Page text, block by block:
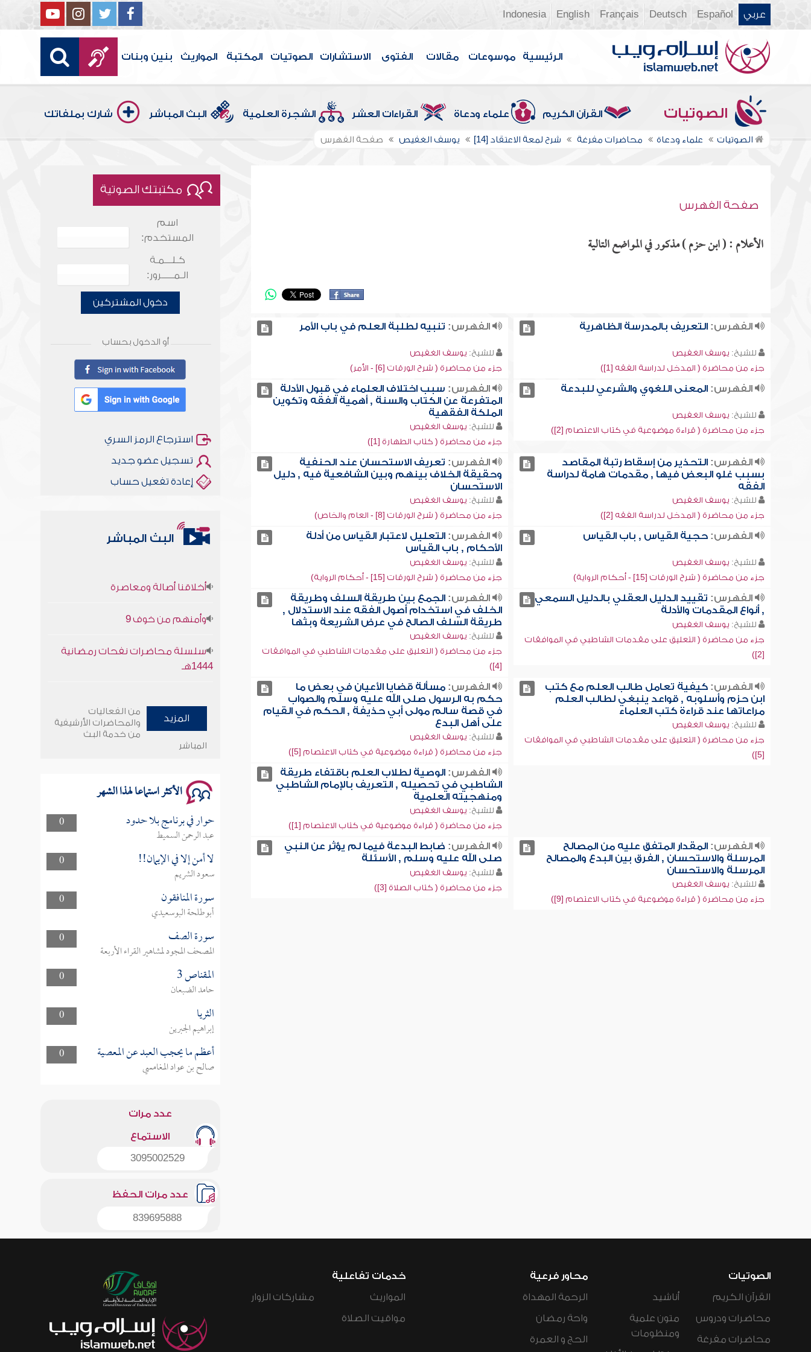
عربي Español
Deutsch
Français
English
Indonesia
الرئيسية موسوعات مقالات الفتوى الاستشارات الصوتيات المكتبة المواريث بنين وبنات
الصوتيات القرآن الكريم علماء ودعاة القراءات العشر الشجرة العلمية البث المباشر شارك بملفاتك
الصوتيات علماء ودعاة محاضرات مفرغة شرح لمعة الاعتقاد [14] يوسف الغفيص صفحة الفهرس
صفحة الفهرس
الأعلام : ( ابن حزم ) مذكور في المواضع التالية
الفهرس:التعريف بالمدرسة الظاهرية
للشيخ: يوسف الغفيص
جزء من محاضرة ( المدخل لدراسة الفقه [1])
الفهرس: تنبيه لطلبة العلم في باب الأمر
للشيخ: يوسف الغفيص
جزء من محاضرة ( شرح الورقات [6] - الأمر)
الفهرس:المعنى اللغوي والشرعي للبدعة
للشيخ: يوسف الغفيص
جزء من محاضرة ( قراءة موضوعية في كتاب الاعتصام [2])
الفهرس: سبب اختلاف العلماء في قبول الأدلة
المتفرعة عن الكتاب والسنة , أهمية الفقه وتكوين
الملكة الفقهية
للشيخ: يوسف الغفيص
جزء من محاضرة ( كتاب الطهارة [1])
الفهرس:التحذير من إسقاط رتبة المقاصد
بسبب غلو البعض فيها , مقدمات هامة لدراسة
الفقه
للشيخ: يوسف الغفيص
جزء من محاضرة ( المدخل لدراسة الفقه [2])
الفهرس: تعريف الاستحسان عند الحنفية
وحقيقة الخلاف بينهم وبين الشافعية فيه , دليل
الاستحسان
للشيخ: يوسف الغفيص
جزء من محاضرة ( شرح الورقات [8] - العام والخاص)
الفهرس:حجية القياس , باب القياس
للشيخ: يوسف الغفيص
جزء من محاضرة ( شرح الورقات [15] - أحكام الرواية)
الفهرس: التعليل لاعتبار القياس من أدلة
الأحكام , باب القياس
للشيخ: يوسف الغفيص
جزء من محاضرة ( شرح الورقات [15] - أحكام الرواية)
الفهرس: تقييد الدليل العقلي بالدليل السمعي
, أنواع المقدمات والأدلة
للشيخ: يوسف الغفيص
جزء من محاضرة ( التعليق على مقدمات الشاطبي في الموافقات
[2])
الفهرس: الجمع بين طريقة السلف وطريقة
الخلف في استخدام أصول الفقه عند الاستدلال ,
طريقة السلف الصالح في عرض الشريعة وبثها
للشيخ: يوسف الغفيص
جزء من محاضرة ( التعليق على مقدمات الشاطبي في الموافقات
[4])
الفهرس:كيفية تعامل طالب العلم مع كتب
ابن حزم وأسلوبه , قواعد ينبغي لطالب العلم
مراعاتها عند قراءة كتب العلماء
للشيخ: يوسف الغفيص
جزء من محاضرة ( التعليق على مقدمات الشاطبي في الموافقات
[5])
الفهرس: مسألة قضايا الأعيان في بعض ما
حكم به الرسول صلى الله عليه وسلم والصواب
في قصة سالم مولى أبي حذيفة , الحكم في القيام
على أهل البدع
للشيخ: يوسف الغفيص
جزء من محاضرة ( قراءة موضوعية في كتاب الاعتصام [5])
الفهرس: الوصية لطلاب العلم باقتفاء طريقة
الشاطبي في تحصيله , التعريف بالإمام الشاطبي
ومنهجيته العلمية
للشيخ: يوسف الغفيص
جزء من محاضرة ( قراءة موضوعية في كتاب الاعتصام [1])
الفهرس:المقدار المتفق عليه من المصالح
المرسلة والاستحسان , الفرق بين البدع والمصالح
المرسلة والاستحسان
للشيخ: يوسف الغفيص
جزء من محاضرة ( قراءة موضوعية في كتاب الاعتصام [9])
الفهرس: ضابط البدعة فيما لم يؤثر عن النبي
صلى الله عليه وسلم , الأسئلة
للشيخ: يوسف الغفيص
جزء من محاضرة ( كتاب الصلاة [3])
مكتبتك الصوتية
اسم
المستخدم:
كـلـــمـة
الـمـــــرور:
دخول المشتركين
أو الدخول بحساب
استرجاع الرمز السري
تسجيل عضو جديد
إعادة تفعيل حساب
البث المباشر
1444هـ
وأمنهم من خوف 9
سلسلة محاضرات نفحات رمضانية
المزيد
من الفعاليات
والمحاضرات الأرشيفية
من خدمة البث
المباشر
الأكثر استماعا لهذا الشهر
0 حوار في برنامج بلا حدود
عبد الرحمن السميط
0
لا أمن إلا في الإيمان!!
سعود الشريم
0
سورة المنافقون
أبوطلحة البوسعيدي
0
سورة الصف
المصحف المجود لمشاهير القراء الأربعة
0
المقناص 3
حامد الضبعان
0
الثريا
إبراهيم الجبرين
0
أعظم ما يحجب العبد عن المعصية
صالح بن عواد المغامسي
عدد مرات
الاستماع
3095002529
عدد مرات الحفظ
839695888
الصوتيات
القرآن الكريم
محاضرات ودروس
محاضرات مفرغة
أناشيد
متون علمية
ومنظومات
محاور فرعية
الرحمة المهداة
واحة رمضان
الحج و العمرة
خدمات تفاعلية
المواريث
مواقيت الصلاة
مشاركات الزوار